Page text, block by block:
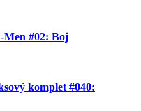
Men #02: Boj
komplet #040: